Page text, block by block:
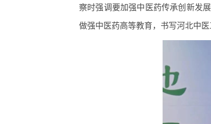
察时强调要加强中医药传承创新发
做强中医药高等教育，书写河北中医